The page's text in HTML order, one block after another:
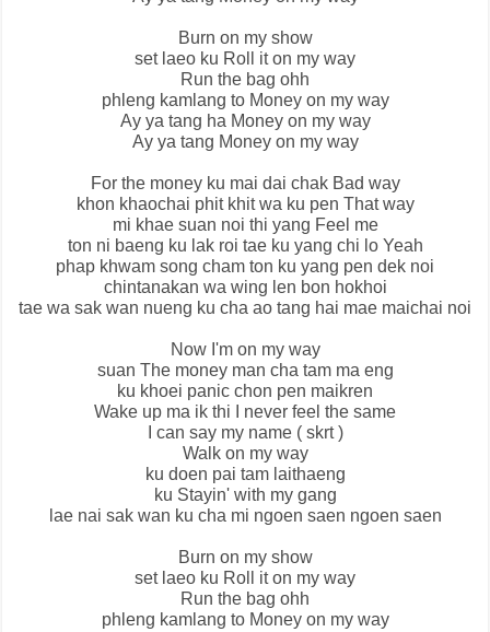
Burn on my show
set laeo ku Roll it on my way
Run the bag ohh
phleng kamlang to Money on my way
Ay ya tang ha Money on my way
Ay ya tang Money on my way
For the money ku mai dai chak Bad way
khon khaochai phit khit wa ku pen That way
mi khae suan noi thi yang Feel me
ton ni baeng ku lak roi tae ku yang chi lo Yeah
phap khwam song cham ton ku yang pen dek noi
chintanakan wa wing len bon hokhoi
tae wa sak wan nueng ku cha ao tang hai mae maichai noi
Now I'm on my way
suan The money man cha tam ma eng
ku khoei panic chon pen maikren
Wake up ma ik thi I never feel the same
I can say my name ( skrt )
Walk on my way
ku doen pai tam laithaeng
ku Stayin' with my gang
lae nai sak wan ku cha mi ngoen saen ngoen saen
Burn on my show
set laeo ku Roll it on my way
Run the bag ohh
phleng kamlang to Money on my way